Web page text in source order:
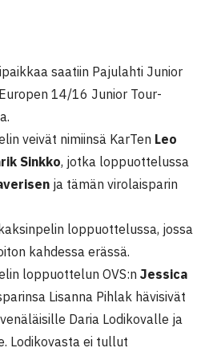
saatiin Pajulahti Junior
14/16 Junior Tour-
veivät nimiinsä KarTen Leo
Sinkko, jotka loppuottelussa
ja tämän virolaisparin
loppuottelussa, jossa
kahdessa erässä.
loppuottelun OVS:n Jessica
Lisanna Pihlak hävisivät
Daria Lodikovalle ja
Lodikovasta ei tullut